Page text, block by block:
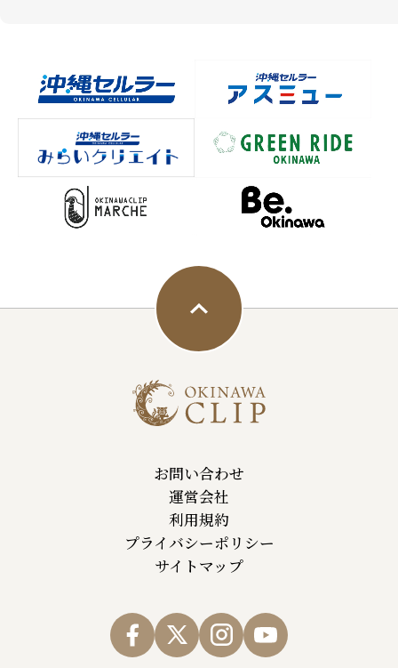
お問い合わせ
運営会社
利用規約
プライバシーポリシー
サイトマップ